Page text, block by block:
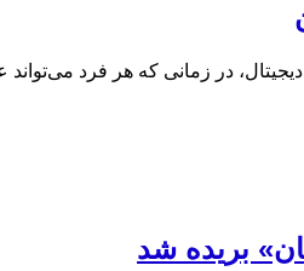
در زمانی که هر فرد
بریده شد